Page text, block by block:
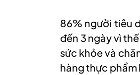
86% người tiêu
đến 3 ngày vì
sức khỏe và
hàng thực phẩm